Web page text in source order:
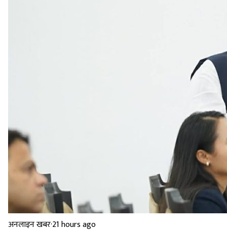
अनलाइन खबर·21 hours ago